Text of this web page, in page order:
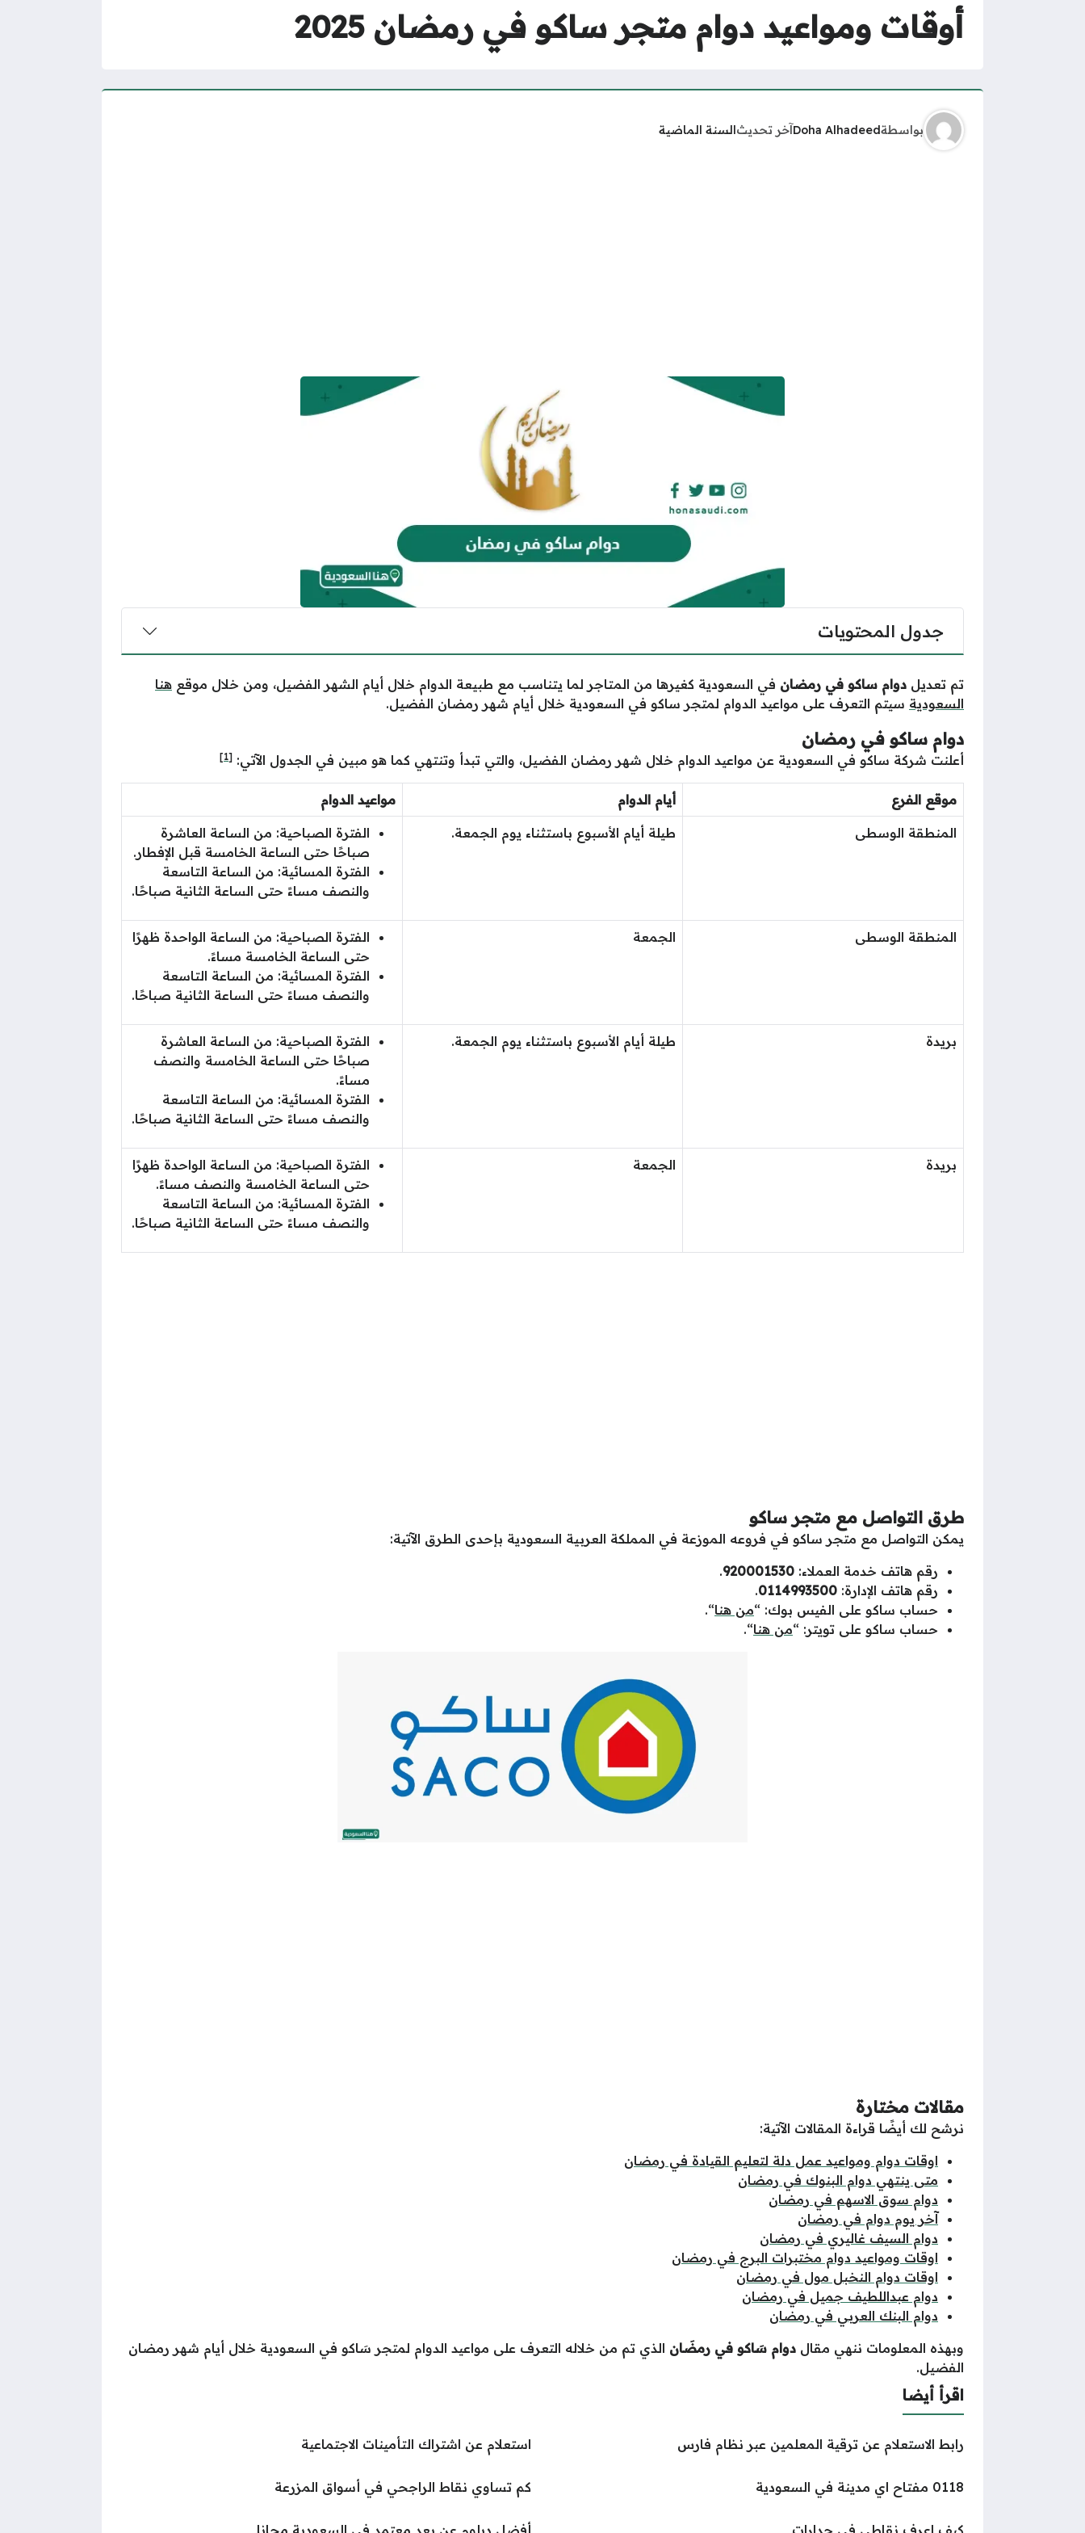
أوقات ومواعيد دوام متجر ساكو في رمضان 2025
بواسطةDoha Alhadeedآخر تحديثالسنة الماضية
جدول المحتويات
تم تعديل دوام ساكو في رمضان في السعودية كغيرها من المتاجر لما يتناسب مع طبيعة الدوام خلال أيام الشهر الفضيل، ومن خلال موقع هنا
السعودية سيتم التعرف على مواعيد الدوام لمتجر ساكو في السعودية خلال أيام شهر رمضان الفضيل.
دوام ساكو في رمضان
أعلنت شركة ساكو في السعودية عن مواعيد الدوام خلال شهر رمضان الفضيل، والتي تبدأ وتنتهي كما هو مبين في الجدول الآتي: [1]
موقع الفرع أيام الدوام مواعيد الدوام
المنطقة الوسطى طيلة أيام الأسبوع باستثناء يوم الجمعة.
الفترة الصباحية: من الساعة العاشرة
صباحًا حتى الساعة الخامسة قبل الإفطار.
الفترة المسائية: من الساعة التاسعة
والنصف مساءً حتى الساعة الثانية صباحًا.
المنطقة الوسطى الجمعة
الفترة الصباحية: من الساعة الواحدة ظهرًا
حتى الساعة الخامسة مساءً.
الفترة المسائية: من الساعة التاسعة
والنصف مساءً حتى الساعة الثانية صباحًا.
بريدة طيلة أيام الأسبوع باستثناء يوم الجمعة.
الفترة الصباحية: من الساعة العاشرة
صباحًا حتى الساعة الخامسة والنصف
مساءً.
الفترة المسائية: من الساعة التاسعة
والنصف مساءً حتى الساعة الثانية صباحًا.
بريدة الجمعة
الفترة الصباحية: من الساعة الواحدة ظهرًا
حتى الساعة الخامسة والنصف مساءً.
الفترة المسائية: من الساعة التاسعة
والنصف مساءً حتى الساعة الثانية صباحًا.
طرق التواصل مع متجر ساكو
يمكن التواصل مع متجر ساكو في فروعه الموزعة في المملكة العربية السعودية بإحدى الطرق الآتية:
رقم هاتف خدمة العملاء: 920001530
.
رقم هاتف الإدارة: 0114993500
.
حساب ساكو على الفيس بوك: “من هنا“.
حساب ساكو على تويتر: “من هنا“.
مقالات مختارة
نرشح لك أيضًا قراءة المقالات الآتية:
اوقات دوام ومواعيد عمل دلة لتعليم القيادة في رمضان
متى ينتهي دوام البنوك في رمضان
دوام سوق الاسهم في رمضان
آخر يوم دوام في رمضان
دوام السيف غاليري في رمضان
اوقات ومواعيد دوام مختبرات البرج في رمضان
اوقات دوام النخبل مول في رمضان
دوام عبداللطيف جميل في رمضان
دوام البنك العربي في رمضان
وبهذه المعلومات ننهي مقال دوام سَاكو في رمضَان الذي تم من خلاله التعرف على مواعيد الدوام لمتجر سَاكو في السعودية خلال أيام شهر رمضان
الفضيل.
اقرأ أيضا
رابط الاستعلام عن ترقية المعلمين عبر نظام فارس استعلام عن اشتراك التأمينات الاجتماعية
0118 مفتاح اي مدينة في السعودية كم تساوي نقاط الراجحي في أسواق المزرعة